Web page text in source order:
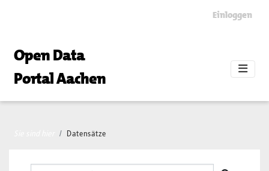
Einloggen
Open Data
Portal Aachen
Datensätze